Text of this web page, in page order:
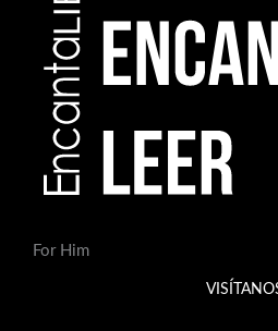
For Him